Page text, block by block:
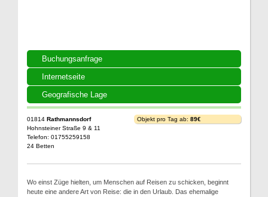
Buchungsanfrage
Internetseite
Geografische Lage
01814 Rathmannsdorf
Hohnsteiner Straße 9 & 11
Telefon: 01755259158
24 Betten
Objekt pro Tag ab: 89€
Wo einst Züge hielten, um Menschen auf Reisen zu schicken, beginnt
heute eine andere Art von Reise: die in den Urlaub. Das ehemalige